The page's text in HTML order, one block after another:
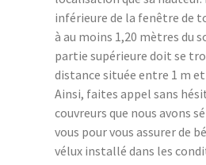
inférieure de la fenêtre de
à au moins 1,20 mètres du
partie supérieure doit se
distance située entre 1 m et
Ainsi, faites appel sans
couvreurs que nous avons
vous pour vous assurer de
vélux installé dans les